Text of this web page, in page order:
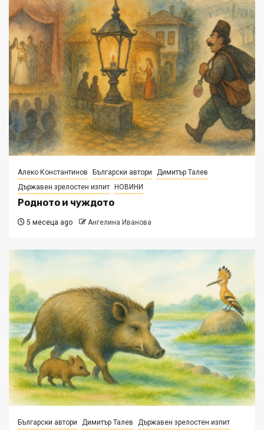
Алеко Константинов Български автори
Димитър Талев
Държавен зрелостен изпит НОВИНИ
Родното и чуждото
5 месеца ago Ангелина Иванова
Български автори Димитър Талев Държавен зрелостен изпит